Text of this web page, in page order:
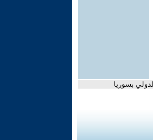
بسوريا